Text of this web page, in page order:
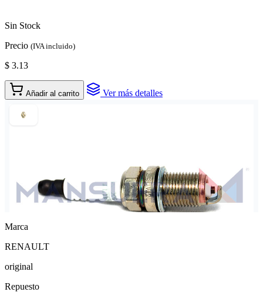
Sin Stock
Precio (IVA incluido)
$ 3.13
Añadir al carrito Ver más detalles
Marca
RENAULT
original
Repuesto